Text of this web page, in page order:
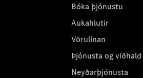
Bóka þjónustu
Aukahlutir
Vörulínan
Þjónusta og viðhald
Neyðarþjónusta